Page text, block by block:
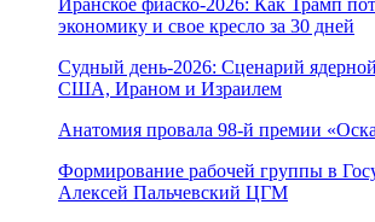
Иранское фиаско-2026: Как Трамп
экономику и свое кресло за 30 дней
Судный день-2026: Сценарий
США, Ираном и Израилем
Анатомия провала 98-й премии
Формирование рабочей группы в
Алексей Пальчевский ЦГМ